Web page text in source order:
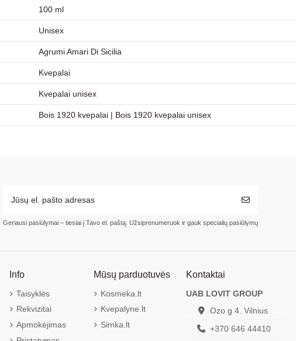
100 ml
Unisex
Agrumi Amari Di Sicilia
Kvepalai
Kvepalai unisex
Bois 1920 kvepalai | Bois 1920 kvepalai unisex
Geriausi pasiūlymai – tiesiai į Tavo el. paštą. Užsiprenumeruok ir gauk specialių pasiūlymų
Info
Taisyklės
Rekvizitai
Apmokėjimas
Mūsų parduotuvės
Kosmeka.lt
Kvepalyne.lt
Simka.lt
Kontaktai
UAB LOVIT GROUP
Ozo g 4. Vilnius
+370 646 44410